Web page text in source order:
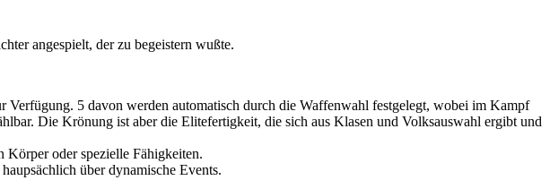
angespielt, der zu begeistern wußte.
5 davon werden automatisch durch die Waffenwahl festgelegt, wobei im Kampf
Die Krönung ist aber die Elitefertigkeit, die sich aus Klasen und Volksauswahl ergibt und
Körper oder spezielle Fähigkeiten.
über dynamische Events.